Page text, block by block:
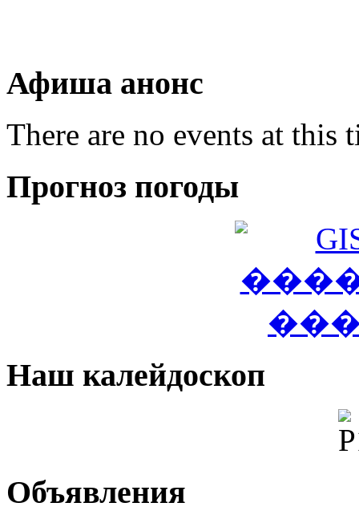
Афиша анонс
There are no events at this
Прогноз погоды
Наш калейдоскоп
Объявления